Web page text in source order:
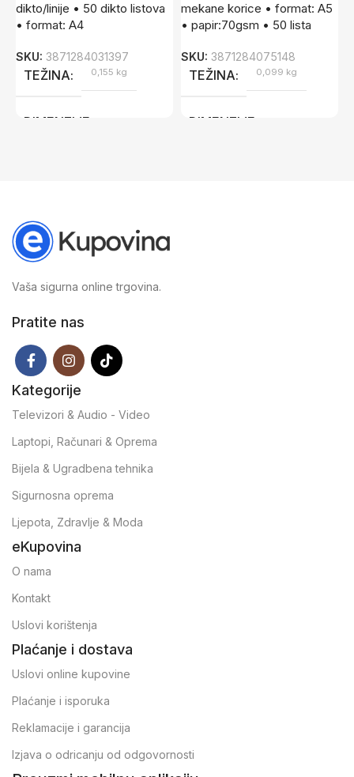
dikto/linije • 50 dikto listova
• format: A4
SKU: 3871284031397
TEŽINA 0,155 kg
DIMENZIJE
mekane korice • format: A5
• papir:70gsm • 50 lista
SKU: 3871284075148
TEŽINA 0,099 kg
DIMENZIJE
Vaša sigurna online trgovina.
Pratite nas
Kategorije
Televizori & Audio - Video
Laptopi, Računari & Oprema
Bijela & Ugradbena tehnika
Sigurnosna oprema
Ljepota, Zdravlje & Moda
eKupovina
O nama
Kontakt
Uslovi korištenja
Plaćanje i dostava
Uslovi online kupovine
Plaćanje i isporuka
Reklamacije i garancija
Izjava o odricanju od odgovornosti